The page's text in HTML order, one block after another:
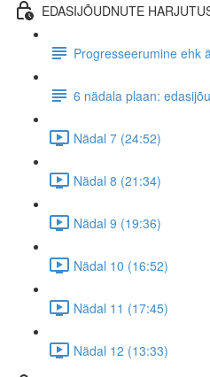
EDASIJÕUDNUTE
Progresseerumine ehk
6 nädala plaan:
Nädal 7 (24:52)
Nädal 8 (21:34)
Nädal 9 (19:36)
Nädal 10 (16:52)
Nädal 11 (17:45)
Nädal 12 (13:33)